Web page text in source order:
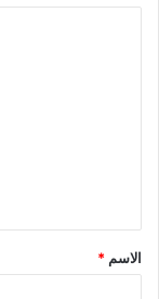
*
الاسم *